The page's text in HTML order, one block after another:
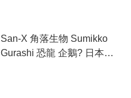
San-X 角落生物 Sumikko
Gurashi 恐龍 企鵝? 日本製